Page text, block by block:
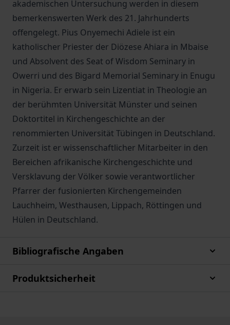
akademischen Untersuchung werden in diesem
bemerkenswerten Werk des 21. Jahrhunderts
offengelegt. Pius Onyemechi Adiele ist ein
katholischer Priester der Diözese Ahiara in Mbaise
und Absolvent des Seat of Wisdom Seminary in
Owerri und des Bigard Memorial Seminary in Enugu
in Nigeria. Er erwarb sein Lizentiat in Theologie an
der berühmten Universität Münster und seinen
Doktortitel in Kirchengeschichte an der
renommierten Universität Tübingen in Deutschland.
Zurzeit ist er wissenschaftlicher Mitarbeiter in den
Bereichen afrikanische Kirchengeschichte und
Versklavung der Völker sowie verantwortlicher
Pfarrer der fusionierten Kirchengemeinden
Lauchheim, Westhausen, Lippach, Röttingen und
Hülen in Deutschland.
Bibliografische Angaben
Produktsicherheit